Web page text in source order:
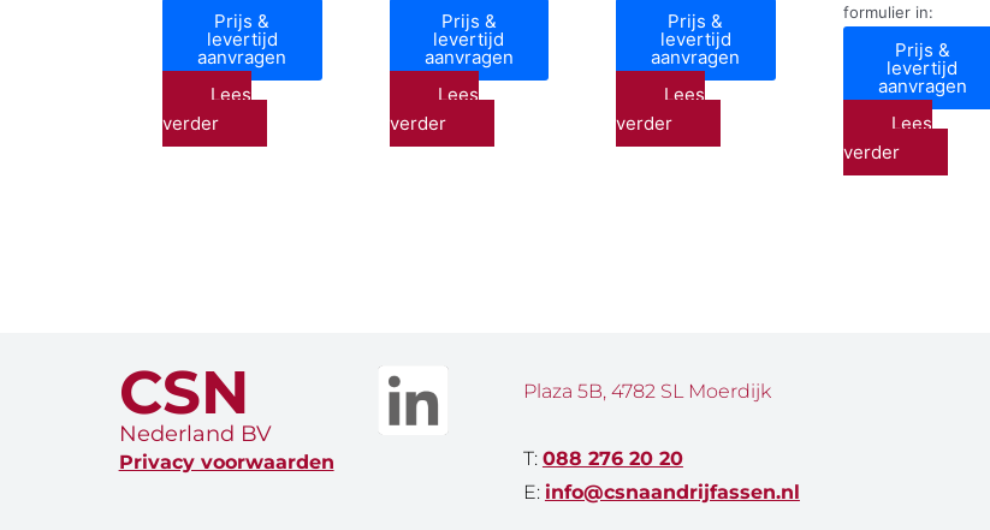
Prijs &
levertijd
aanvragen
Lees
verder
Prijs &
levertijd
aanvragen
Lees
verder
Prijs &
levertijd
aanvragen
Lees
verder
formulier in:
Prijs &
levertijd
aanvragen
Lees
verder
CSN
Nederland BV
Privacy voorwaarden
Plaza 5B, 4782 SL Moerdijk
T: 088 276 20 20
E: info@csnaandrijfassen.nl